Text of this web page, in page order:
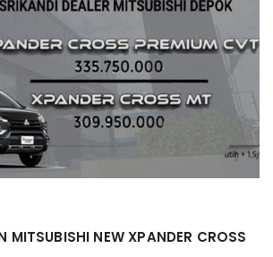
MITSUBISHI NEW XPANDER CROSS